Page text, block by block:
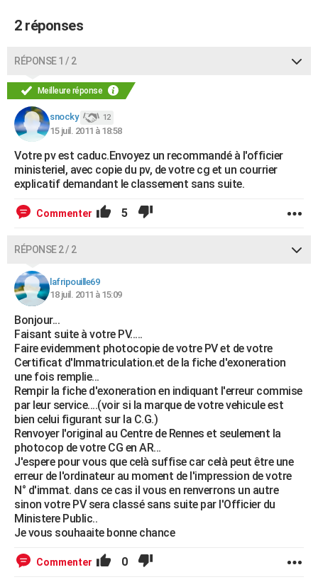
BONS PLANS
Dictionnaire
Biographies
Citations
Expressions
Proverbes
PROGRAMME TV
COPAINS D'AVANT
S'inscrire
Se connecter
Lycées
Collèges
Primaires
Universités
Entreprises
Service militaire
Avis de recherche
AVIS DE DÉCÈS
FORUM
Bricolage
Lifestyle
Culture
Sport
Auto
Television
Voyage
Cinema
2 réponses
RÉPONSE 1 / 2
Meilleure réponse
snocky 12
15 juil. 2011 à 18:58
Votre pv est caduc.Envoyez un recommandé à l'officier
ministeriel, avec copie du pv, de votre cg et un courrier
explicatif demandant le classement sans suite.
Commenter 5
RÉPONSE 2 / 2
lafripouille69
18 juil. 2011 à 15:09
Bonjour...
Faisant suite à votre PV.....
Faire evidemment photocopie de votre PV et de votre
Certificat d'Immatriculation.et de la fiche d'exoneration
une fois remplie...
Rempir la fiche d'exoneration en indiquant l'erreur commise
par leur service....(voir si la marque de votre vehicule est
bien celui figurant sur la C.G.)
Renvoyer l'original au Centre de Rennes et seulement la
photocop de votre CG en AR...
J'espere pour vous que celà suffise car celà peut être une
erreur de l'ordinateur au moment de l'impression de votre
N° d'immat. dans ce cas il vous en renverrons un autre
sinon votre PV sera classé sans suite par l'Officier du
Ministere Public..
Je vous souhaaite bonne chance
Commenter 0